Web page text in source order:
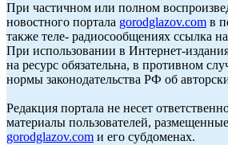
При частичном или полном
новостного портала gorodglazov.com в
также теле- радиосообщениях ссылка
При использовании в Интернет-
на ресурс обязательна, в противном
нормы законодательства РФ об
Редакция портала не несет
материалы пользователей,
gorodglazov.com и его субдоменах.